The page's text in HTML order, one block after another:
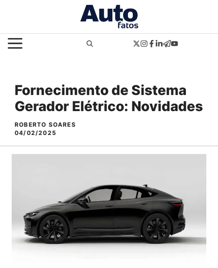
o
conteúdoMENU
Fornecimento de Sistema
Gerador Elétrico: Novidades
ROBERTO SOARES
04/02/2025